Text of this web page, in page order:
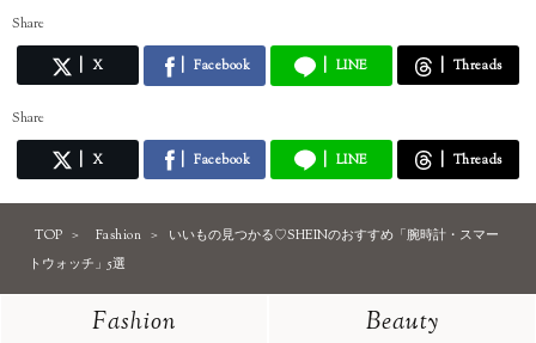
Share
X Facebook LINE Threads
Share
X Facebook LINE Threads
TOP Fashion
いいもの見つかる♡SHEINのおすすめ「腕時計・スマー
トウォッチ」5選
Fashion
Beauty